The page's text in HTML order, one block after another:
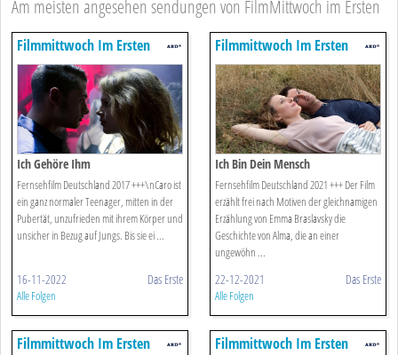
Am meisten angesehen sendungen von FilmMittwoch im Ersten
Filmmittwoch Im Ersten
Ich Gehöre Ihm
Fernsehfilm Deutschland 2017 +++\nCaro ist
ein ganz normaler Teenager, mitten in der
Pubertät, unzufrieden mit ihrem Körper und
unsicher in Bezug auf Jungs. Bis sie ei ...
16-11-2022 Das Erste
Alle Folgen
Filmmittwoch Im Ersten
Ich Bin Dein Mensch
Fernsehfilm Deutschland 2021 +++ Der Film
erzählt frei nach Motiven der gleichnamigen
Erzählung von Emma Braslavsky die
Geschichte von Alma, die an einer
ungewöhn ...
22-12-2021 Das Erste
Alle Folgen
Filmmittwoch Im Ersten Filmmittwoch Im Ersten